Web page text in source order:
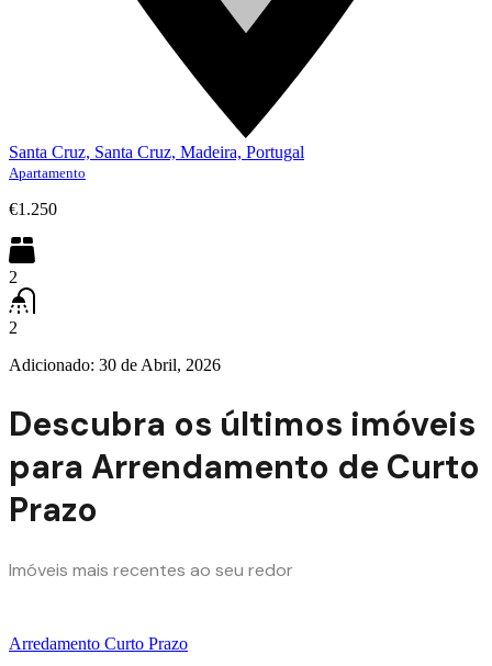
Santa Cruz, Santa Cruz, Madeira, Portugal
Apartamento
€1.250
2
2
Adicionado: 30 de Abril, 2026
Descubra os últimos imóveis
para Arrendamento de Curto
Prazo
Imóveis mais recentes ao seu redor
Arredamento Curto Prazo